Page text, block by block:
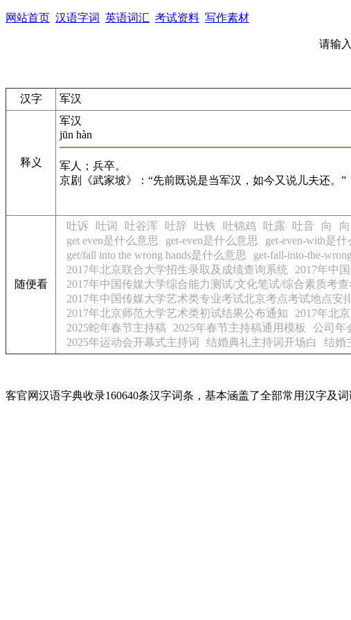
网站首页 汉语字词 英语词汇 考试资料 写作素材
请输
汉字 军汉
释义
军汉
jūn hàn
军人；兵卒。
京剧《武家坡》：“先前既说是当军汉，如今又说儿夫还。”
随便看
吐诉 吐词 吐谷浑 吐辞 吐铁 吐锦鸡 吐露 吐音 向 向
get even是什么意思
get-even是什么意思 get-even-with是什
get/fall into the wrong hands是什么意思
get-fall-into-the-
2017年北京联合大学招生录取及成绩查询系统
2017年中
2017年中国传媒大学综合能力测试/文化笔试/综合素质考查
2017年中国传媒大学艺术类专业考试北京考点考试地点安
2017年北京师范大学艺术类初试结果公布通知
2017年北
2025蛇年春节主持稿
2025年春节主持稿通用模板 公司年
2025年运动会开幕式主持词
结婚典礼主持词开场白 结婚
客官网汉语字典收录160640条汉字词条，基本涵盖了全部常用汉字及